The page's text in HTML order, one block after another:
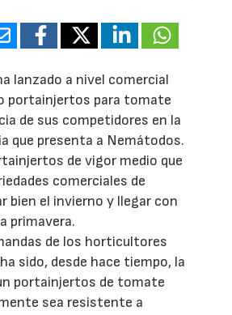
lanzado a nivel comercial
portainjertos para tomate
de sus competidores en la
que presenta a Nemátodos.
de vigor medio que
comerciales de
bien el invierno y llegar con
primavera.
de los horticultores
sido, desde hace tiempo, la
portainjertos de tomate
sea resistente a